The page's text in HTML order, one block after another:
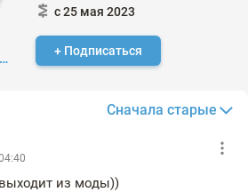
https://t.me/+mFkBR433aq5kYmIy
с 25 мая 2023
+ Подписаться
Сначала старые
из моды))